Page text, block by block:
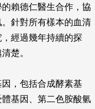
賴德仁醫生合作，協
針對所有樣本的血清
經過幾年持續的探
楚。
，包括合成酵素基
基因、第二色胺酸氫